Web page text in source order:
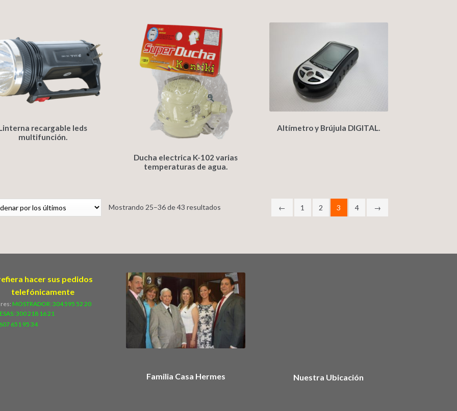
recargable leds
multifunción.
Ducha electrica K-102 varias
temperaturas de agua.
Altímetro y Brújula DIGITAL.
Mostrando 25–36 de 43 resultados ← 1 2 3 4 →
hacer sus pedidos
telefónicamente
MOSTRADOR: 304 595 52 20
300 218 16 21
651 95 34
Familia Casa Hermes Nuestra Ubicación